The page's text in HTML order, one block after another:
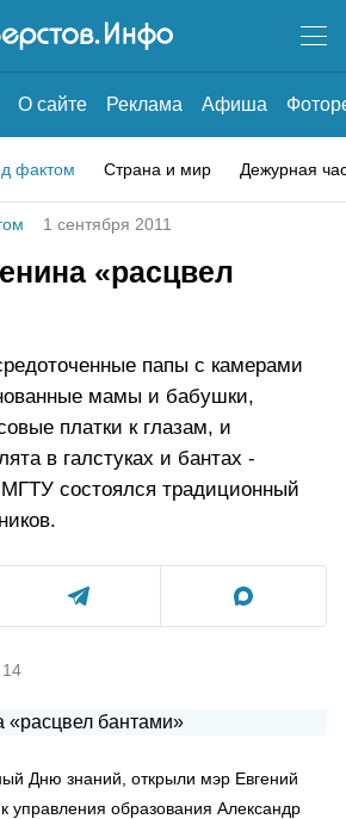
О сайте Реклама Афиша
фактом Страна и мир Дежурная
1 сентября 2011
«расцвел
папы с камерами
мамы и бабушки,
платки к глазам, и
в галстуках и бантах -
МГТУ состоялся традиционный
14
Дню знаний, открыли мэр Евгений
управления образования Александр